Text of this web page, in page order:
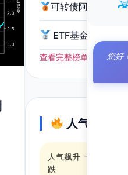
可转债阿尔法量化
ETF基金阿尔法量
查看完整榜单 →
人气指数
人气飙升 → 散户看涨
跌
您好